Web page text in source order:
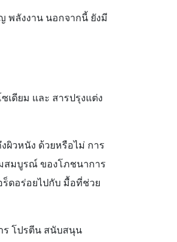
พลังงาน นอกจากนี้ ยังมี
ซเดียม และ สารปรุงแต่ง
ผิวหนัง ด้วยหรือไม่ การ
สมบูรณ์ ของโภชนาการ
ร็ดอร่อยไปกับ มื้อที่ช่วย
ร โปรตีน สนับสนุน